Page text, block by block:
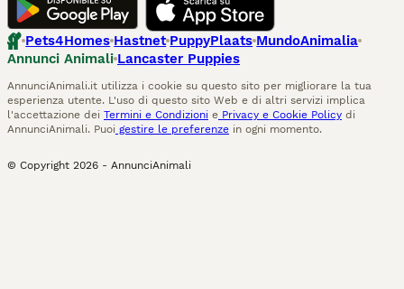
Pets4Homes Hastnet PuppyPlaats MundoAnimalia
Annunci Animali Lancaster Puppies
AnnunciAnimali.it utilizza i cookie su questo sito per migliorare la tua
esperienza utente. L'uso di questo sito Web e di altri servizi implica
l'accettazione dei Termini e Condizioni e Privacy e Cookie Policy di
AnnunciAnimali. Puoi gestire le preferenze in ogni momento.
© Copyright 2026 - AnnunciAnimali